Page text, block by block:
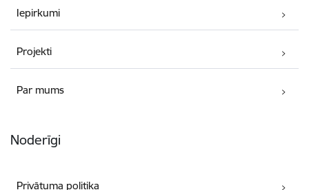
Iepirkumi
Projekti
Par mums
Noderīgi
Privātuma politika